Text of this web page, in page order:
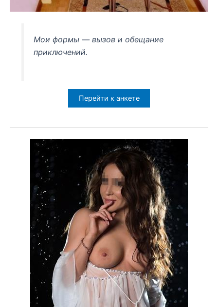
Мои формы — вызов и обещание
приключений.
Перейти к анкете